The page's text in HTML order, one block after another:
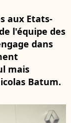
aux Etats-
l'équipe des
dans
mais
Batum.